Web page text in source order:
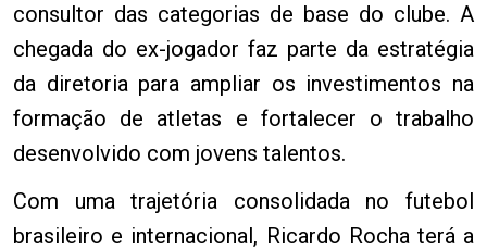
consultor das categorias de base do clube. A
chegada do ex-jogador faz parte da estratégia
da diretoria para ampliar os investimentos na
formação de atletas e fortalecer o trabalho
desenvolvido com jovens talentos.
Com uma trajetória consolidada no futebol
brasileiro e internacional, Ricardo Rocha terá a